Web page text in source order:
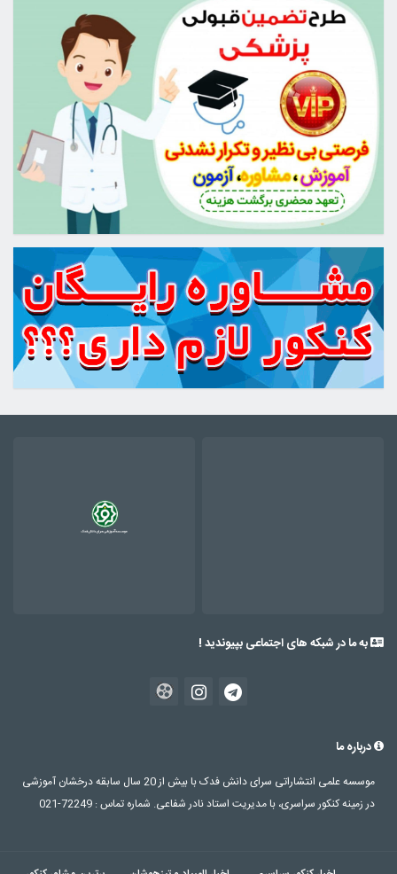
به ما در شبکه های اجتماعی بپیوندید !
درباره ما
موسسه علمی انتشاراتی سرای دانش فدک با بیش از 20 سال سابقه درخشان آموزشی
در زمینه کنکور سراسری، با مدیریت استاد نادر شفاعی. شماره تماس : 72249-021